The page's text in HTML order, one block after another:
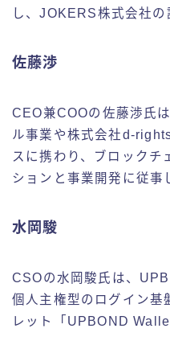
し、JOKERS株式会社の
佐藤渉
CEO兼COOの佐藤渉氏
ル事業や株式会社d-
スに携わり、ブロックチ
ションと事業開発に従事
水岡駿
CSOの水岡駿氏は、
個人主権型のログイン
レット「UPBOND